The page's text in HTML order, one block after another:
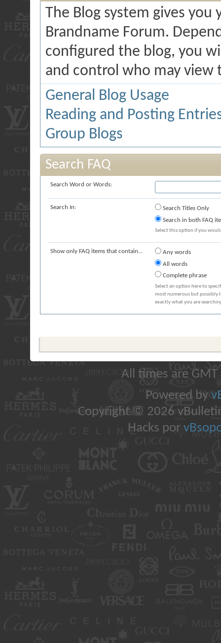
The Blog system gives you
Brandname Forum.
configured the blog, you
and control who may view
General Blog Usage
Reading and Posting
Group Blogs
Search FAQ
Search Word or Words:
Search In:
Search Titles Only
Search in both FAQ
Select this option if you
Show only FAQ items that contain...
Any words
All words
Complete phrase
Select an option here to
most numerous but possibly
exactly what you are
All times are
Powered by
Copyright © 2026
Hacks por